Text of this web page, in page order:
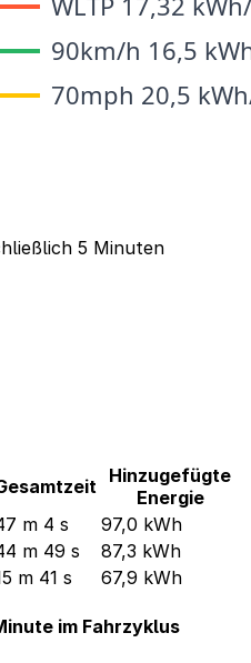
5 Minuten
Hinzugefügte
Energie
m 4 s
97,0 kWh
m 49 s
87,3 kWh
m 41 s 67,9 kWh
im Fahrzyklus